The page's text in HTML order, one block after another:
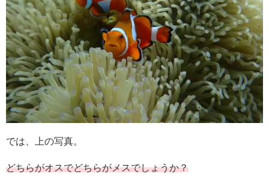
では、上の写真。
どちらがオスでどちらがメスでしょうか？